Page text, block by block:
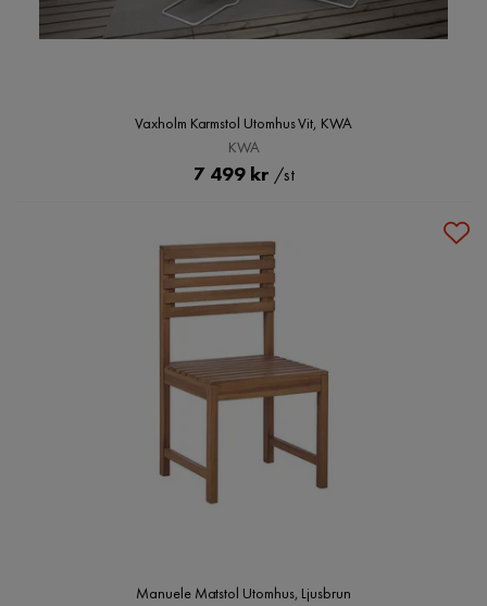
Vaxholm Karmstol Utomhus Vit, KWA
KWA
Pris
7 499 kr /st
Manuele Matstol Utomhus, Ljusbrun